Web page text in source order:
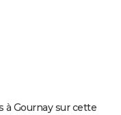
à Gournay sur cette